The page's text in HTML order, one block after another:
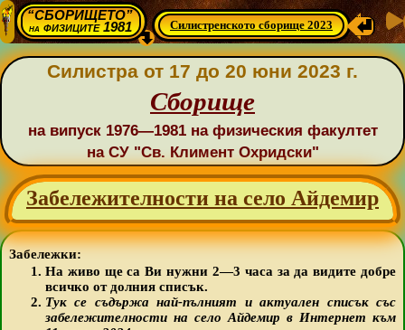
“СБОРИЩЕТО”
нафизиците 1981 Силистренското сборище 2023
Силистра от 17 до 20 юни 2023 г.
Сборище
на випуск 1976—1981 на физическия факултет
на СУ "Св. Климент Охридски"
Забележителности на село Айдемир
Забележки:
На живо ще са Ви нужни 2—3 часа за да видите добре
всичко от долния списък.
Тук се съдържа най-пълният и актуален списък със
забележителности на село Айдемир в Интернет към